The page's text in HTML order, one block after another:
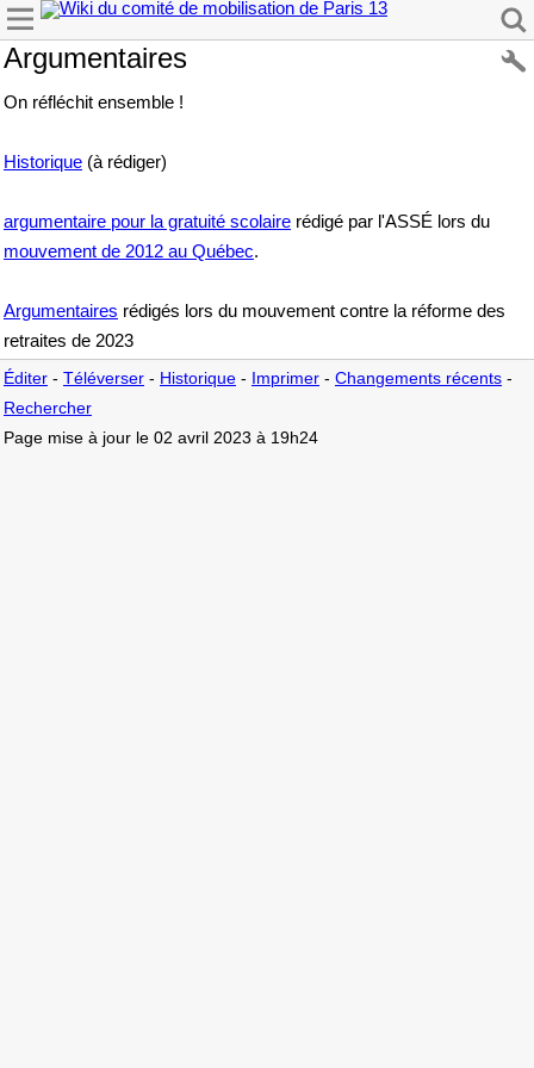
Argumentaires
On réfléchit ensemble !
Historique (à rédiger)
argumentaire pour la gratuité scolaire rédigé par l'ASSÉ lors du
mouvement de 2012 au Québec.
Argumentaires rédigés lors du mouvement contre la réforme des
retraites de 2023
Éditer - Téléverser - Historique - Imprimer - Changements récents -
Rechercher
Page mise à jour le 02 avril 2023 à 19h24